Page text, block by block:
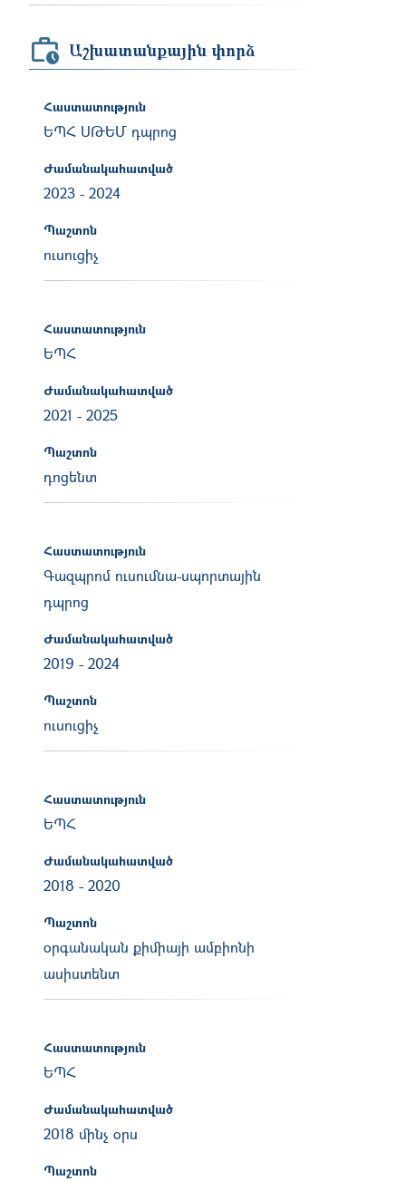
Աշխատանքային փորձ
Հաստատություն
ԵՊՀ ՍԹԵՄ դպրոց
Ժամանակահատված
2023 - 2024
Պաշտոն
ուսուցիչ
Հաստատություն
ԵՊՀ
Ժամանակահատված
2021 - 2025
Պաշտոն
դոցենտ
Հաստատություն
Գազպրոմ ուսումնա-սպորտային
դպրոց
Ժամանակահատված
2019 - 2024
Պաշտոն
ուսուցիչ
Հաստատություն
ԵՊՀ
Ժամանակահատված
2018 - 2020
Պաշտոն
օրգանական քիմիայի ամբիոնի
ասիստենտ
Հաստատություն
ԵՊՀ
Ժամանակահատված
2018 մինչ օրս
Պաշտոն